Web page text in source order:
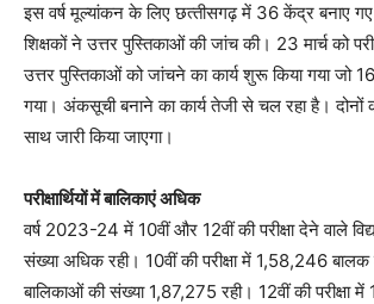
इस वर्ष मूल्यांकन के लिए छत्‍तीसगढ़ में 36 केंद्र बनाए
शिक्षकों ने उत्तर पुस्तिकाओं की जांच की। 23 मार्च को
उत्तर पुस्तिकाओं को जांचने का कार्य शुरू किया गया जो
गया। अंकसूची बनाने का कार्य तेजी से चल रहा है। दोनों
साथ जारी किया जाएगा।
परीक्षार्थियों में बालिकाएं अधिक
वर्ष 2023-24 में 10वीं और 12वीं की परीक्षा देने वाले
संख्या अधिक रही। 10वीं की परीक्षा में 1,58,246
बालिकाओं की संख्या 1,87,275 रही। 12वीं की परीक्षा